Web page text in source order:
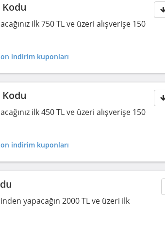
ilk 750 TL ve üzeri alışverişe 150
indirim kuponları
ilk 450 TL ve üzeri alışverişe 150
indirim kuponları
yapacağın 2000 TL ve üzeri ilk